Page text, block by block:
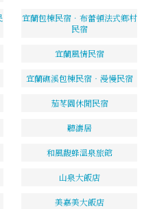
宜蘭包棟民宿．布蕾頓法式鄉村
民宿
宜蘭風情民宿
宜蘭礁溪包棟民宿‧漫慢民宿
茄苳園休閒民宿
聽濤居
和風馥蜂溫泉旅館
山泉大飯店
美嘉美大飯店